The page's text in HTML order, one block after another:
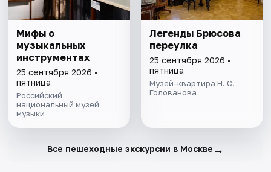
Мифы о
музыкальных
инструментах
25 сентября 2026 •
пятница
Российский
национальный музей
музыки
Легенды Брюсова
переулка
25 сентября 2026 •
пятница
Музей-квартира Н. С.
Голованова
Все пешеходные экскурсии в Москве →